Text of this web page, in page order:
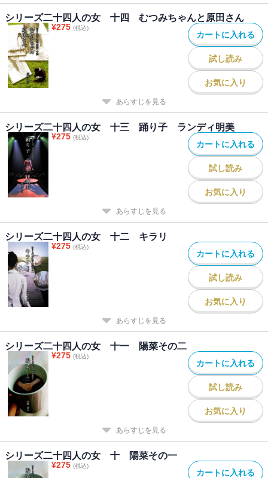
シリーズ二十四人の女 十四 むつみちゃんと原田さん
¥275 (税込)
カートに入れる
試し読み
お気に入り
あらすじを見る
シリーズ二十四人の女 十三 踊り子 ランディ明美
¥275 (税込)
カートに入れる
試し読み
お気に入り
あらすじを見る
シリーズ二十四人の女 十二 キラリ
¥275 (税込)
カートに入れる
試し読み
お気に入り
あらすじを見る
シリーズ二十四人の女 十一 陽菜その二
¥275 (税込)
カートに入れる
試し読み
お気に入り
あらすじを見る
シリーズ二十四人の女 十 陽菜その一
¥275 (税込)
カートに入れる